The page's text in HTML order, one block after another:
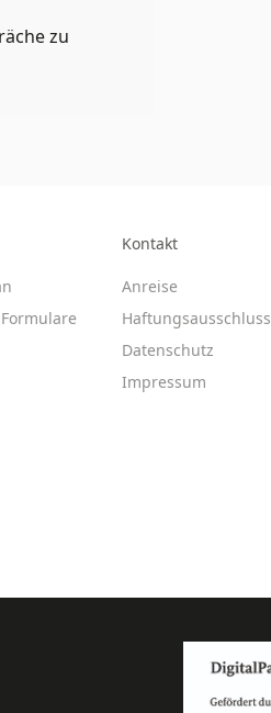
zu
Kontakt
Anreise
Haftungsausschluss
Datenschutz
Impressum